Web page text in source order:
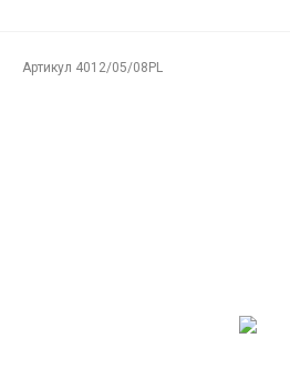
Артикул 4012/05/08PL